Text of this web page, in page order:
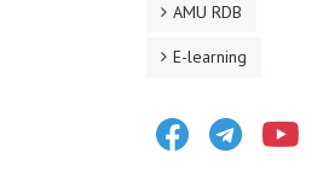
AMU RDB
E-learning
FacebookTelegram